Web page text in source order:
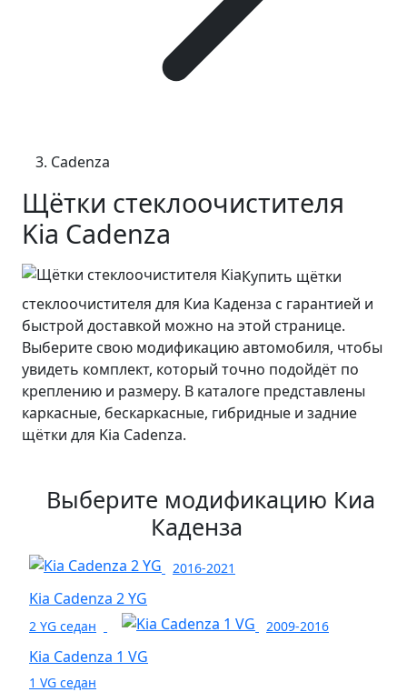
Cadenza
Щётки стеклоочистителя
Kia Cadenza
Купить щётки
стеклоочистителя для Киа Каденза с гарантией и
быстрой доставкой можно на этой странице.
Выберите свою модификацию автомобиля, чтобы
увидеть комплект, который точно подойдёт по
креплению и размеру. В каталоге представлены
каркасные, бескаркасные, гибридные и задние
щётки для Kia Cadenza.
Выберите модификацию Киа
Каденза
2016-2021
Kia Cadenza 2 YG
2 YG седан 2009-2016
Kia Cadenza 1 VG
1 VG седан